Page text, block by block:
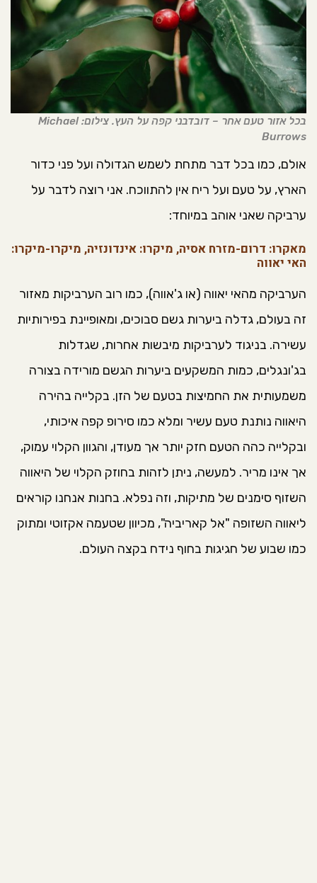
בכל אזור טעם אחר – דובדבני קפה על העץ. צילום: Michael
Burrows
אולם, כמו בכל דבר מתחת לשמש הגדולה ועל פני כדור
הארץ, על טעם ועל ריח אין להתווכח. אני רוצה לדבר על
ערביקה שאני אוהב במיוחד:
מאקרו: דרום-מזרח אסיה, מיקרו: אינדונזיה, מיקרו-מיקרו:
האי יאווה
הערביקה מהאי יאווה (או ג'אווה), כמו רוב הערביקות מאזור
זה בעולם, גדלה ביערות גשם סבוכים, ומאופיינת בפירותיות
עשירה. בניגוד לערביקות מיבשות אחרות, שגדלות
בג'ונגלים, כמות המשקעים ביערות הגשם מורידה בצורה
משמעותית את החמיצות בטעם של הזן. בקלייה בהירה
היאווה נותנת טעם עשיר ומלא כמו סירופ קפה איכותי,
ובקלייה כהה הטעם חזק יותר אך מעודן, והגוון הקלוי עמוק,
אך אינו מריר. למעשה, ניתן לזהות בחוזק הקלוי של היאווה
השזוף סימנים של מתיקות, וזה נפלא. בחנות אנחנו קוראים
ליאווה השזופה "אל קאריביה", מכיוון שטעמה אקזוטי ומתוק
כמו שבוע של חגיגות בחוף נידח בקצה העולם.